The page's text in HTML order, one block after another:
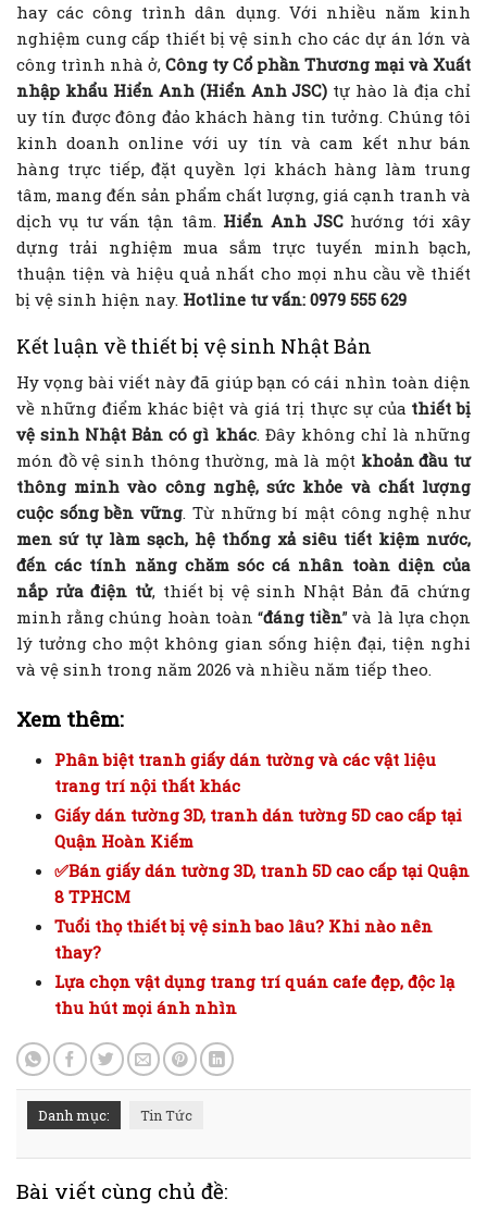
hay các công trình dân dụng. Với nhiều năm kinh
nghiệm cung cấp thiết bị vệ sinh cho các dự án lớn và
công trình nhà ở, Công ty Cổ phần Thương mại và Xuất
nhập khẩu Hiển Anh (Hiển Anh JSC) tự hào là địa chỉ
uy tín được đông đảo khách hàng tin tưởng. Chúng tôi
kinh doanh online với uy tín và cam kết như bán
hàng trực tiếp, đặt quyền lợi khách hàng làm trung
tâm, mang đến sản phẩm chất lượng, giá cạnh tranh và
dịch vụ tư vấn tận tâm. Hiển Anh JSChướng tới xây
dựng trải nghiệm mua sắm trực tuyến minh bạch,
thuận tiện và hiệu quả nhất cho mọi nhu cầu về thiết
bị vệ sinh hiện nay. Hotline tư vấn: 0979 555 629
Kết luận về thiết bị vệ sinh Nhật Bản
Hy vọng bài viết này đã giúp bạn có cái nhìn toàn diện
về những điểm khác biệt và giá trị thực sự của thiết bị
vệ sinh Nhật Bản có gì khác. Đây không chỉ là những
món đồ vệ sinh thông thường, mà là một khoản đầu tư
thông minh vào công nghệ, sức khỏe và chất lượng
cuộc sống bền vững. Từ những bí mật công nghệ như
men sứ tự làm sạch, hệ thống xả siêu tiết kiệm nước,
đến các tính năng chăm sóc cá nhân toàn diện của
nắp rửa điện tử, thiết bị vệ sinh Nhật Bản đã chứng
minh rằng chúng hoàn toàn “đáng tiền” và là lựa chọn
lý tưởng cho một không gian sống hiện đại, tiện nghi
và vệ sinh trong năm 2026 và nhiều năm tiếp theo.
Xem thêm:
Phân biệt tranh giấy dán tường và các vật liệu
trang trí nội thất khác
Giấy dán tường 3D, tranh dán tường 5D cao cấp tại
Quận Hoàn Kiếm
✅Bán giấy dán tường 3D, tranh 5D cao cấp tại Quận
8 TPHCM
Tuổi thọ thiết bị vệ sinh bao lâu? Khi nào nên
thay?
Lựa chọn vật dụng trang trí quán cafe đẹp, độc lạ
thu hút mọi ánh nhìn
Danh mục: Tin Tức
Bài viết cùng chủ đề: